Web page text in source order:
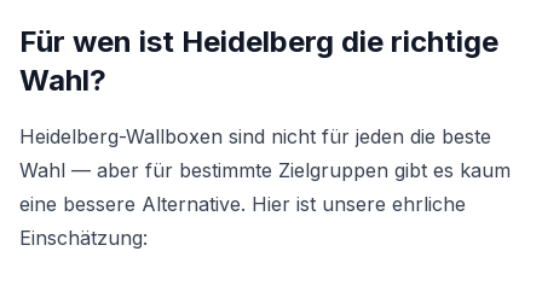
Für wen ist Heidelberg die richtige
Wahl?
Heidelberg-Wallboxen sind nicht für jeden die beste
Wahl — aber für bestimmte Zielgruppen gibt es kaum
eine bessere Alternative. Hier ist unsere ehrliche
Einschätzung: